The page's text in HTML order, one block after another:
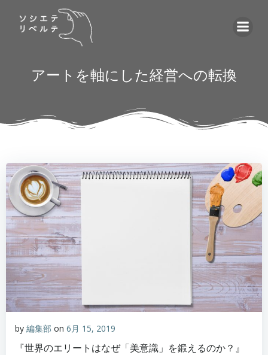
へ
キ
ッ
アートを軸にした経営への転換
by 編集部 on 6月 15, 2019
『世界のエリートはなぜ「美意識」を鍛えるのか？』